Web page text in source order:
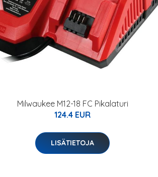
Milwaukee M12-18 FC Pikalaturi
124.4 EUR
LISÄTIETOJA